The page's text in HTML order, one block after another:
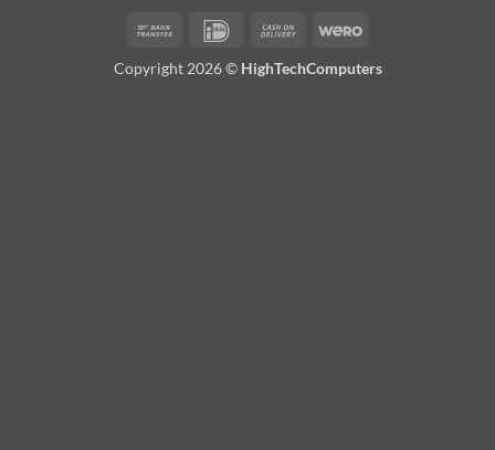
Bank
IDeal
Cash
Delivery
Wero
Copyright 2026 © HighTechComputers